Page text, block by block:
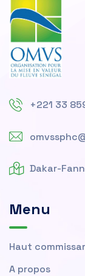
+221 33
Dakar-
Menu
Haut
A propos